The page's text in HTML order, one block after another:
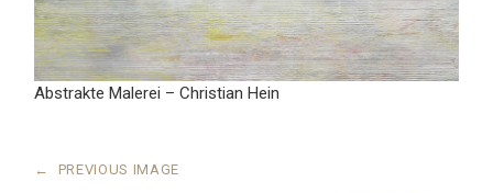
Abstrakte Malerei – Christian Hein
← PREVIOUS IMAGE